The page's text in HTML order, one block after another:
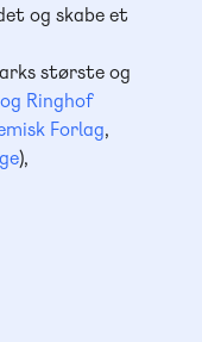
og skabe et
største og
Ringhof
Forlag,
),